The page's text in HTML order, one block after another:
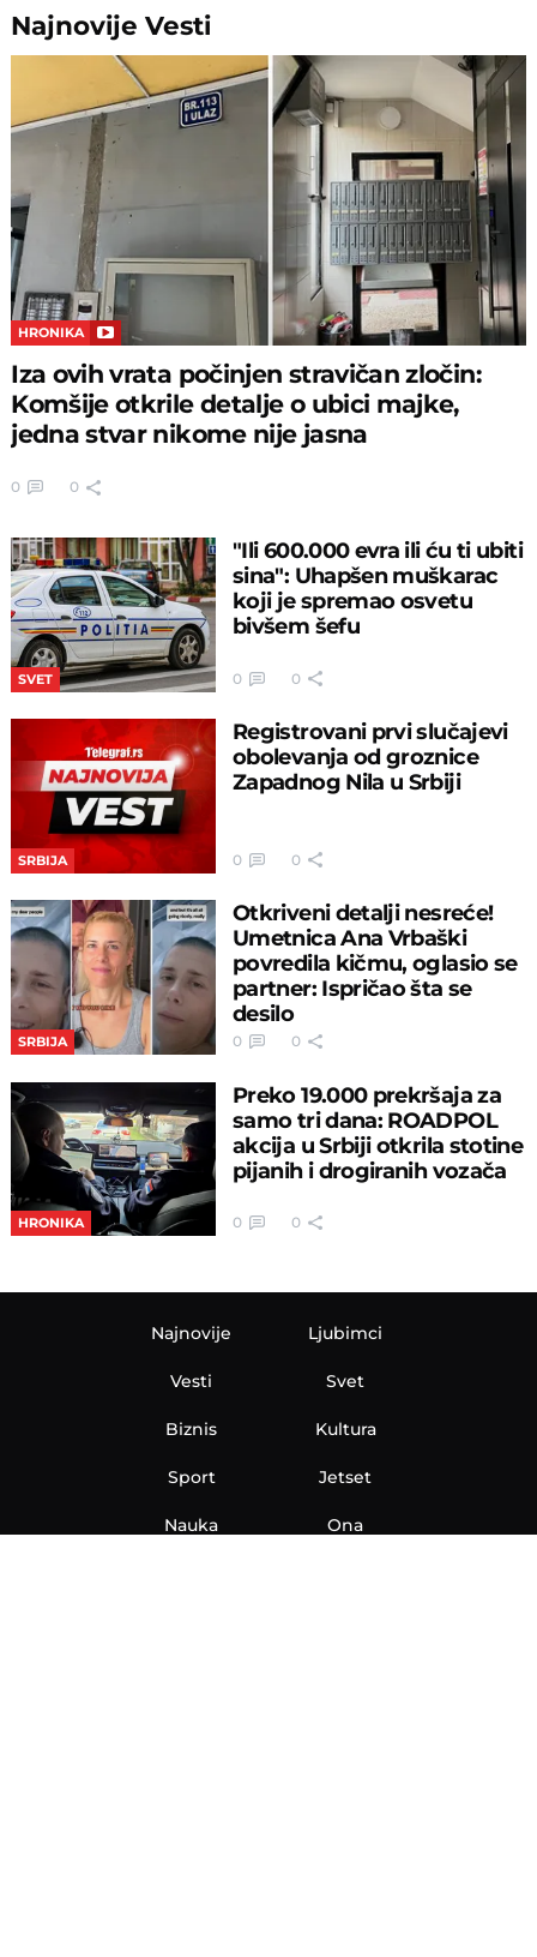
NajnovijeVesti
HRONIKA
Iza ovih vrata počinjen stravičan zločin:
Komšije otkrile detalje o ubici majke,
jedna stvar nikome nije jasna
0 0
SVET
"Ili 600.000 evra ili ću ti ubiti
sina": Uhapšen muškarac
koji je spremao osvetu
bivšem šefu
0 0
SRBIJA
Registrovani prvi slučajevi
obolevanja od groznice
Zapadnog Nila u Srbiji
0 0
SRBIJA
Otkriveni detalji nesreće!
Umetnica Ana Vrbaški
povredila kičmu, oglasio se
partner: Ispričao šta se
desilo
0 0
HRONIKA
Preko 19.000 prekršaja za
samo tri dana: ROADPOL
akcija u Srbiji otkrila stotine
pijanih i drogiranih vozača
0 0
Najnovije
Vesti
Biznis
Sport
Nauka
Ljubimci
Svet
Kultura
Jetset
Ona